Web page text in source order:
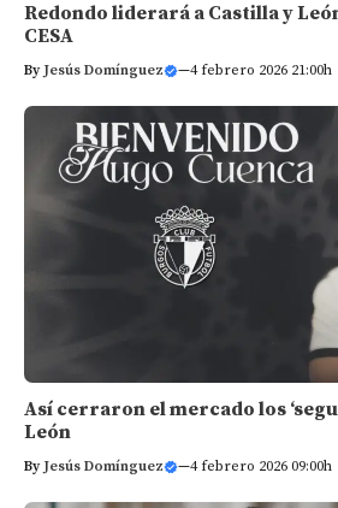
Redondo liderará a Castilla y
CESA
By Jesús Domínguez —4 febrero 2026 21:00h
Así cerraron el mercado los
León
By Jesús Domínguez —4 febrero 2026 09:00h